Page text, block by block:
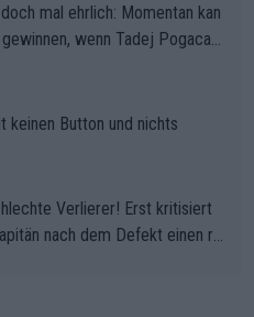
mal ehrlich: Momentan kan
wenn Tadej Pogacar
keinen Button und nichts
Verlierer! Erst kritisiert
nach dem Defekt einen ro